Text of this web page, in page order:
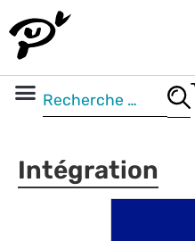
Intégration